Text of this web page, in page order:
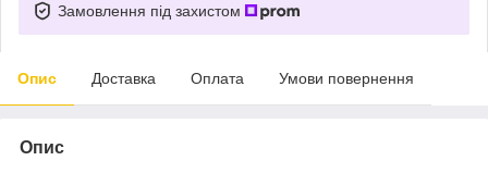
Замовлення під захистом
Опис Доставка Оплата Умови повернення
Опис